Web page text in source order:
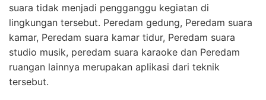
suara tidak menjadi pengganggu kegiatan di
lingkungan tersebut. Peredam gedung, Peredam suara
kamar, Peredam suara kamar tidur, Peredam suara
studio musik, peredam suara karaoke dan Peredam
ruangan lainnya merupakan aplikasi dari teknik
tersebut.